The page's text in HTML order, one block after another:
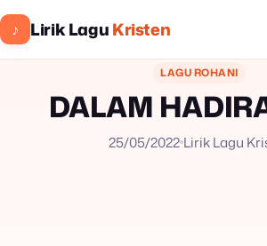
♪ Lirik LaguKristen
LAGU ROHANI
DALAM
25/05/2022Lirik Lagu